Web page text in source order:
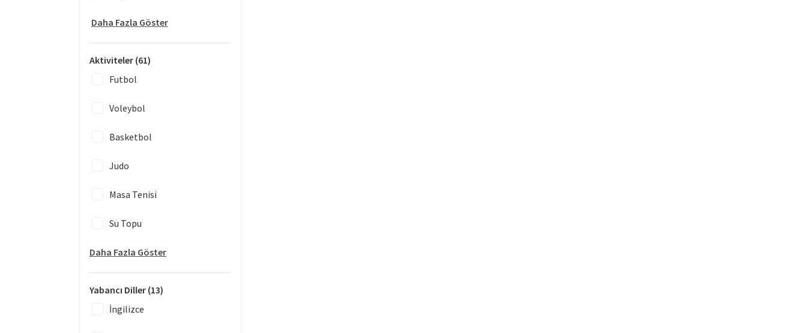
Daha Fazla Göster
Aktiviteler (61)
Futbol
Voleybol
Basketbol
Judo
Masa Tenisi
Su Topu
Daha Fazla Göster
Yabancı Diller (13)
İngilizce